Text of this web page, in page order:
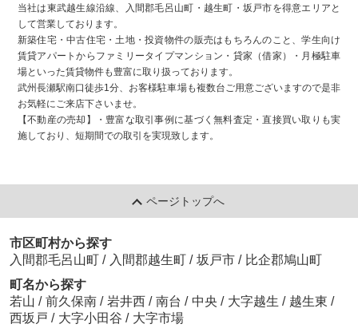
当社は東武越生線沿線、入間郡毛呂山町・越生町・坂戸市を得意エリアと
して営業しております。
新築住宅・中古住宅・土地・投資物件の販売はもちろんのこと、学生向け
賃貸アパートからファミリータイプマンション・貸家（借家）・月極駐車
場といった賃貸物件も豊富に取り扱っております。
武州長瀬駅南口徒歩1分、お客様駐車場も複数台ご用意ございますので是非
お気軽にご来店下さいませ。
【不動産の売却】・豊富な取引事例に基づく無料査定・直接買い取りも実
施しており、短期間での取引を実現致します。
ページトップへ
市区町村から探す
入間郡毛呂山町 / 入間郡越生町 / 坂戸市 / 比企郡鳩山町
町名から探す
若山 / 前久保南 / 岩井西 / 南台 / 中央 / 大字越生 / 越生東 /
西坂戸 / 大字小田谷 / 大字市場